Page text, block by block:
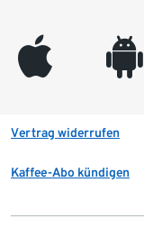
appleinc android
Vertrag widerrufen
Kaffee-Abo kündigen